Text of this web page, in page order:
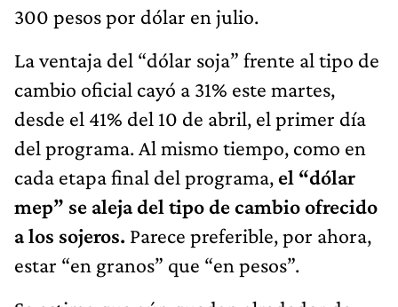
300 pesos por dólar en julio.
La ventaja del “dólar soja” frente al tipo de
cambio oficial cayó a 31% este martes,
desde el 41% del 10 de abril, el primer día
del programa. Al mismo tiempo, como en
cada etapa final del programa, el “dólar
mep” se aleja del tipo de cambio ofrecido
a los sojeros. Parece preferible, por ahora,
estar “en granos” que “en pesos”.